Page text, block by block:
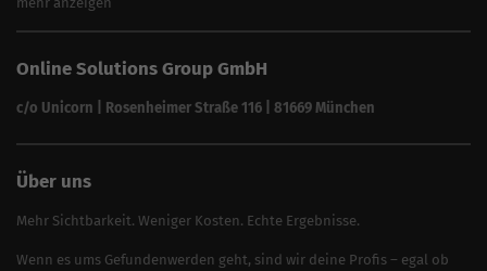
SEO für Reinigungsfirmen
SEO für Sicherheitsdienste
Online Solutions Group GmbH
c/o Unicorn | Rosenheimer Straße 116 | 81669 München
Über uns
Mehr Sichtbarkeit. Weniger Kosten. Echte Ergebnisse.
Wenn es ums Gefundenwerden geht, sind wir deine Profis – egal ob